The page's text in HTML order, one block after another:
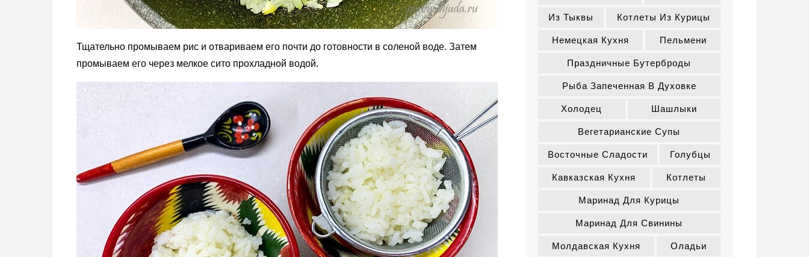
Тщательно промываем рис и отвариваем его почти до готовности в соленой воде. Затем
промываем его через мелкое сито прохладной водой.
Из Тыквы Котлеты Из Курицы
Немецкая Кухня Пельмени
Праздничные Бутерброды
Рыба Запеченная В Духовке
Холодец Шашлыки
Вегетарианские Супы
Восточные Сладости Голубцы
Кавказская Кухня Котлеты
Маринад Для Курицы
Маринад Для Свинины
Молдавская Кухня Оладьи